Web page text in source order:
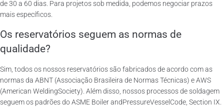
de 30 a 60 dias. Para projetos sob medida, podemos negociar prazos
mais específicos.
Os reservatórios seguem as normas de
qualidade?
Sim, todos os nossos reservatórios são fabricados de acordo com as
normas da ABNT (Associação Brasileira de Normas Técnicas) e AWS
(American WeldingSociety). Além disso, nossos processos de soldagem
seguem os padrões do ASME Boiler andPressureVesselCode, Section IX.